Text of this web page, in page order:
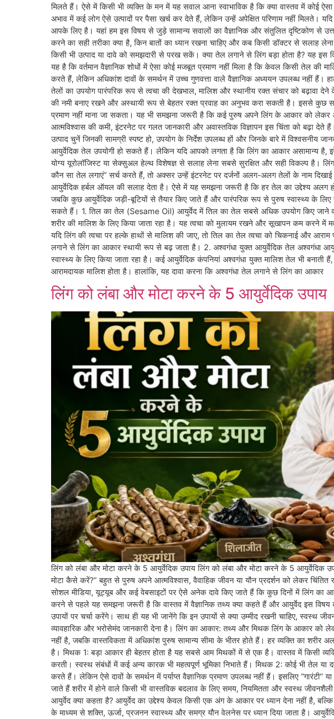
मिलते हैं। ऐसे में किसी भी व्यक्ति के मन में यह सवाल आना स्वाभाविक है कि क्या वास्तव में कोई
अभाव में कई लोग ऐसे उत्पादों पर पैसा खर्च कर देते हैं, लेकिन उन्हें अपेक्षित परिणाम नहीं मिलते।
आपके लिए है। यहां हम इस विषय से जुड़े सामान्य सवालों का वैज्ञानिक और संतुलित दृष्टिकोण से
करने का सही तरीका क्या है, किन बातों का ध्यान रखना चाहिए और कब किसी डॉक्टर से सलाह
किसी भी उत्पाद या दावे को समझदारी से परख सकें। क्या तेल लगाने से लिंग बड़ा होता है? यह
यह है कि वर्तमान वैज्ञानिक शोधों में ऐसा कोई मजबूत प्रमाण नहीं मिला है कि केवल किसी तेल
करते हैं, लेकिन अधिकांश दावों के समर्थन में उच्च गुणवत्ता वाले वैज्ञानिक अध्ययन उपलब्ध नहीं
तेलों का उपयोग पारंपरिक रूप से त्वचा की देखभाल, मालिश और स्थानीय रक्त संचार को बढ़ावा
की नमी बनाए रखने और अस्थायी रूप से बेहतर रक्त प्रवाह का अनुभव करा सकती है। इससे
प्रमाण नहीं माना जा सकता। यह भी समझना जरूरी है कि कई पुरुष अपने लिंग के आकार को लेकर
आत्मविश्वास की कमी, इंटरनेट पर गलत जानकारी और अवास्तविक विज्ञापन इस चिंता को बढ़ा
उत्पाद चुनें जिनकी सामग्री स्पष्ट हो, उपयोग के निर्देश उपलब्ध हों और जिनके बारे में विश्वसनीय
आयुर्वेदिक तेल उपयोगी हो सकते हैं। लेकिन यदि आपको लगता है कि लिंग का आकार असामान्य है,
योग्य यूरोलॉजिस्ट या सेक्सुअल हेल्थ विशेषज्ञ से सलाह लेना सबसे सुरक्षित और सही विकल्प है।
कौन सा तेल लगाएं” सर्च करते हैं, तो अक्सर उन्हें इंटरनेट पर दर्जनों अलग-अलग तेलों के नाम
आयुर्वेदिक हर्बल ऑयल की सलाह देता है। ऐसे में यह समझना जरूरी है कि हर तेल का उद्देश्य
जबकि कुछ आयुर्वेदिक जड़ी-बूटियों से तैयार किए जाते हैं और पारंपरिक रूप से पुरुष स्वास्थ्य के लिए
सकते हैं। 1. तिल का तेल (Sesame Oil) आयुर्वेद में तिल का तेल सबसे अधिक उपयोग किए जाने
शरीर की मालिश के लिए किया जाता रहा है। यह त्वचा को मुलायम रखने और सूखापन कम करने
यदि लिंग की त्वचा पर हल्के हाथों से मालिश की जाए, तो तिल का तेल त्वचा को चिकनाई और
लगाने से लिंग का आकार स्थायी रूप से बढ़ जाता है। 2. अश्वगंधा युक्त आयुर्वेदिक तेल अश्वगंधा
स्वास्थ्य के लिए किया जाता रहा है। कई आयुर्वेदिक कंपनियां अश्वगंधा युक्त मालिश तेल भी
आरामदायक मालिश होता है। हालांकि, यह दावा करना कि अश्वगंधा तेल लगाने से लिंग का आकार
लिंग को लंबा और मोटा करने के 5 आयुर्वेदिक उपाय
लिंग को लंबा और मोटा करने के 5 आयुर्वेदिक उपाय लिंग को लंबा और मोटा करने के 5 आयुर्वेदिक
मोटा कैसे करें?” बहुत से पुरुष अपने आत्मविश्वास, वैवाहिक जीवन या यौन प्रदर्शन को लेकर
सोशल मीडिया, यूट्यूब और कई वेबसाइटों पर ऐसे अनेक दावे किए जाते हैं कि कुछ दिनों में लिंग का
करने से पहले यह समझना जरूरी है कि वास्तव में वैज्ञानिक तथ्य क्या कहते हैं और आयुर्वेद इस
उपायों पर चर्चा करेंगे। साथ ही यह भी जानेंगे कि इन उपायों से क्या उम्मीद रखनी चाहिए, स्वस्थ
व्यावहारिक और भरोसेमंद जानकारी देना है। लिंग का आकार: तथ्य और मिथक लिंग के आकार को
नहीं है, जबकि वास्तविकता में अधिकांश पुरुष सामान्य सीमा के भीतर होते हैं। हर व्यक्ति का शरीर
है। मिथक 1: बड़ा आकार ही बेहतर होता है यह सबसे आम मिथकों में से एक है। वास्तव में किसी
करती। स्वस्थ संबंधों में कई अन्य कारक भी महत्वपूर्ण भूमिका निभाते हैं। मिथक 2: कोई भी तेल
करते हैं। लेकिन ऐसे दावों के समर्थन में पर्याप्त वैज्ञानिक प्रमाण उपलब्ध नहीं हैं। इसलिए “गारंटी”
जाते हैं शरीर में होने वाले किसी भी वास्तविक बदलाव के लिए समय, नियमितता और स्वस्थ जीवनशैली
आयुर्वेद क्या कहता है? आयुर्वेद का उद्देश्य केवल किसी एक अंग के आकार पर ध्यान देना नहीं है,
के माध्यम से शक्ति, ऊर्जा, प्रजनन स्वास्थ्य और समग्र यौन वेलनेस पर ध्यान दिया जाता है।